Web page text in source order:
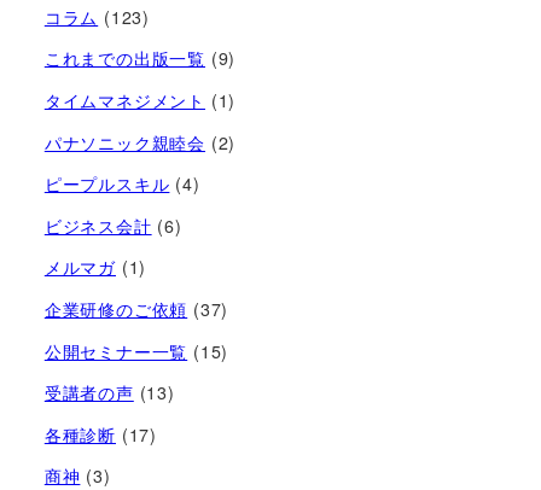
コラム (123)
これまでの出版一覧 (9)
タイムマネジメント (1)
パナソニック親睦会 (2)
ピープルスキル (4)
ビジネス会計 (6)
メルマガ (1)
企業研修のご依頼 (37)
公開セミナー一覧 (15)
受講者の声 (13)
各種診断 (17)
商神 (3)